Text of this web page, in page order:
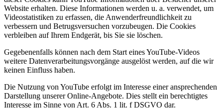
Website erhalten. Diese Informationen werden u. a. verwendet, um
Videostatistiken zu erfassen, die Anwenderfreundlichkeit zu
verbessern und Betrugsversuchen vorzubeugen. Die Cookies
verbleiben auf Ihrem Endgerät, bis Sie sie löschen.
Gegebenenfalls können nach dem Start eines YouTube-Videos
weitere Datenverarbeitungsvorgänge ausgelöst werden, auf die wir
keinen Einfluss haben.
Die Nutzung von YouTube erfolgt im Interesse einer ansprechenden
Darstellung unserer Online-Angebote. Dies stellt ein berechtigtes
Interesse im Sinne von Art. 6 Abs. 1 lit. f DSGVO dar.